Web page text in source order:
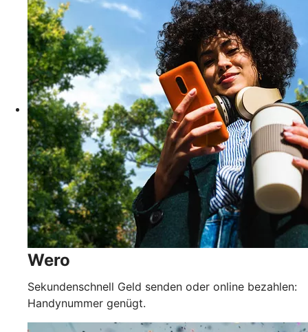
Wero
Sekundenschnell Geld senden oder online bezahlen:
Handynummer genügt.